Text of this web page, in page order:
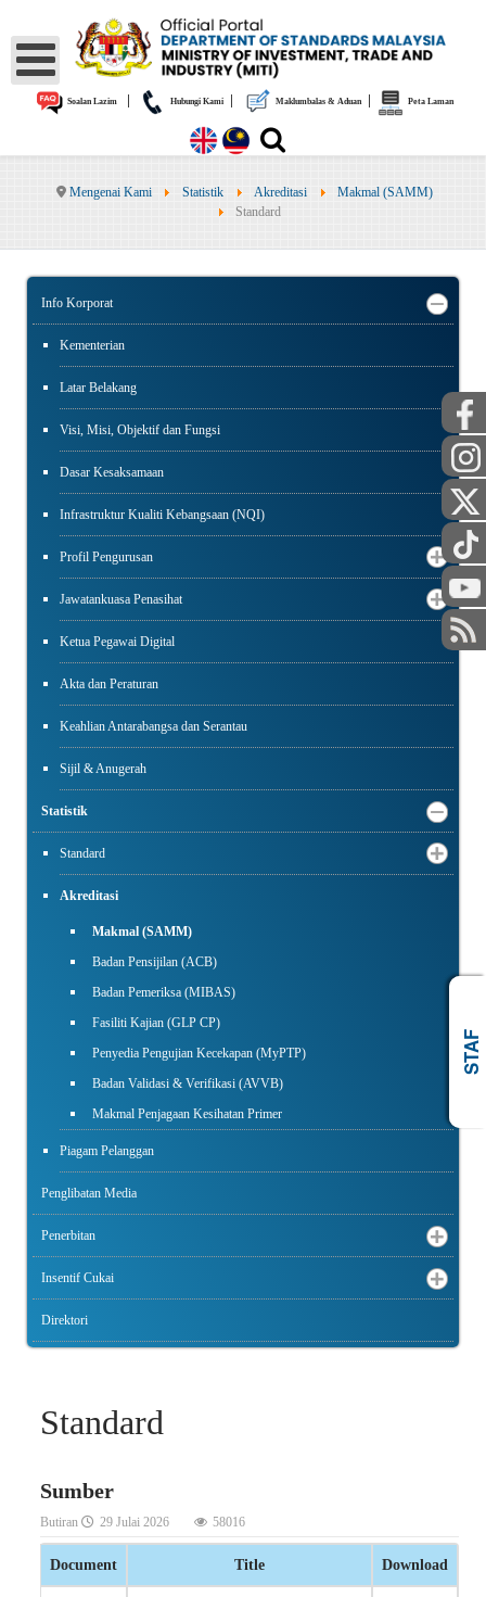
Soalan Lazim| Hubungi Kami| Maklumbalas & Aduan| Peta Laman
Mengenai Kami Statistik Akreditasi
Makmal (SAMM)
Standard
Info Korporat
Kementerian
Latar Belakang
Visi, Misi, Objektif dan Fungsi
Dasar Kesaksamaan
Infrastruktur Kualiti Kebangsaan (NQI)
Profil Pengurusan
Jawatankuasa Penasihat
Ketua Pegawai Digital
Akta dan Peraturan
Keahlian Antarabangsa dan Serantau
Sijil & Anugerah
Statistik
Standard
Akreditasi
Makmal (SAMM)
Badan Pensijilan (ACB)
Badan Pemeriksa (MIBAS)
Fasiliti Kajian (GLP CP)
Penyedia Pengujian Kecekapan (MyPTP)
Badan Validasi & Verifikasi (AVVB)
Makmal Penjagaan Kesihatan Primer
Piagam Pelanggan
Penglibatan Media
Penerbitan
Insentif Cukai
Direktori
Standard
Sumber
Butiran 29 Julai 2026 58016
Document Title Download
AWAM
STAF